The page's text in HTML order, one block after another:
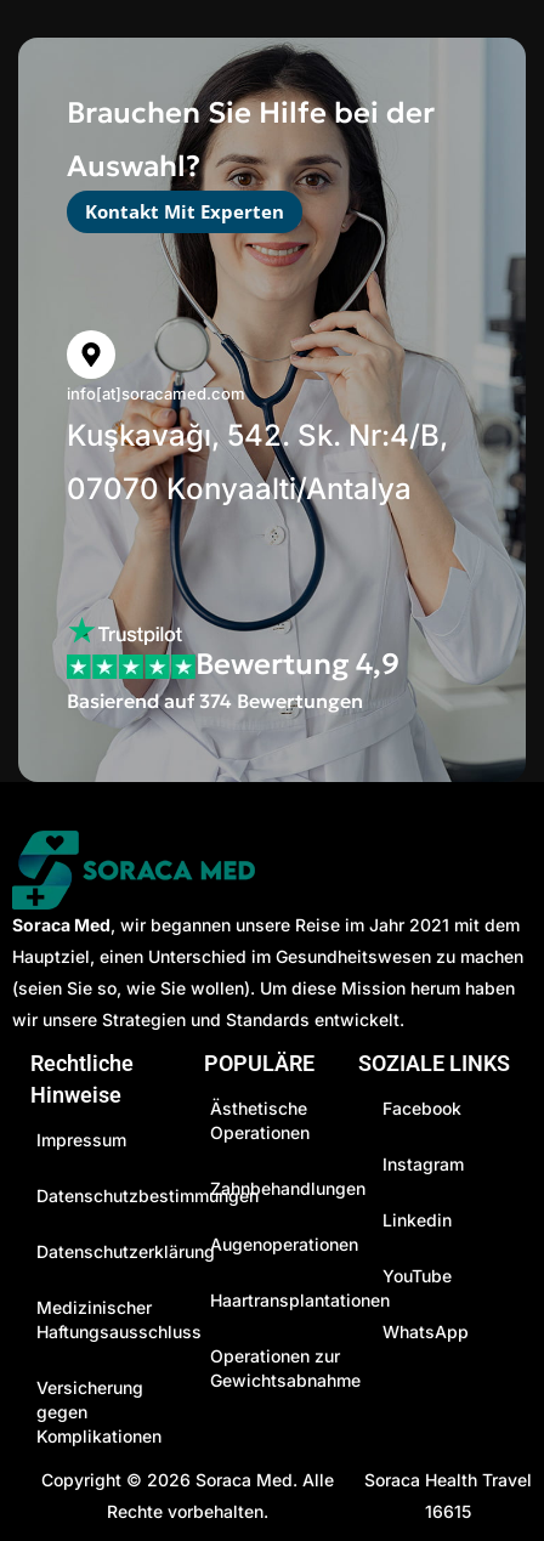
Brauchen Sie Hilfe bei der
Auswahl?
Kontakt Mit Experten
info[at]soracamed.com
Kuşkavağı, 542. Sk. Nr:4/B,
07070 Konyaalti/Antalya
Bewertung 4,9
Basierend auf 374 Bewertungen
Soraca Med, wir begannen unsere Reise im Jahr 2021 mit dem
Hauptziel, einen Unterschied im Gesundheitswesen zu machen
(seien Sie so, wie Sie wollen). Um diese Mission herum haben
wir unsere Strategien und Standards entwickelt.
Rechtliche
Hinweise
Impressum
Datenschutzbestimmungen
Datenschutzerklärung
Medizinischer
Haftungsausschluss
Versicherung
gegen
Komplikationen
POPULÄRE
Ästhetische
Operationen
Zahnbehandlungen
Augenoperationen
Haartransplantationen
Operationen zur
Gewichtsabnahme
SOZIALE LINKS
Facebook
Instagram
Linkedin
YouTube
WhatsApp
Copyright © 2026Soraca Med. Alle
Rechte vorbehalten.
Soraca Health Travel
16615